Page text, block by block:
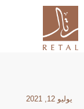
يوليو 12, 2021